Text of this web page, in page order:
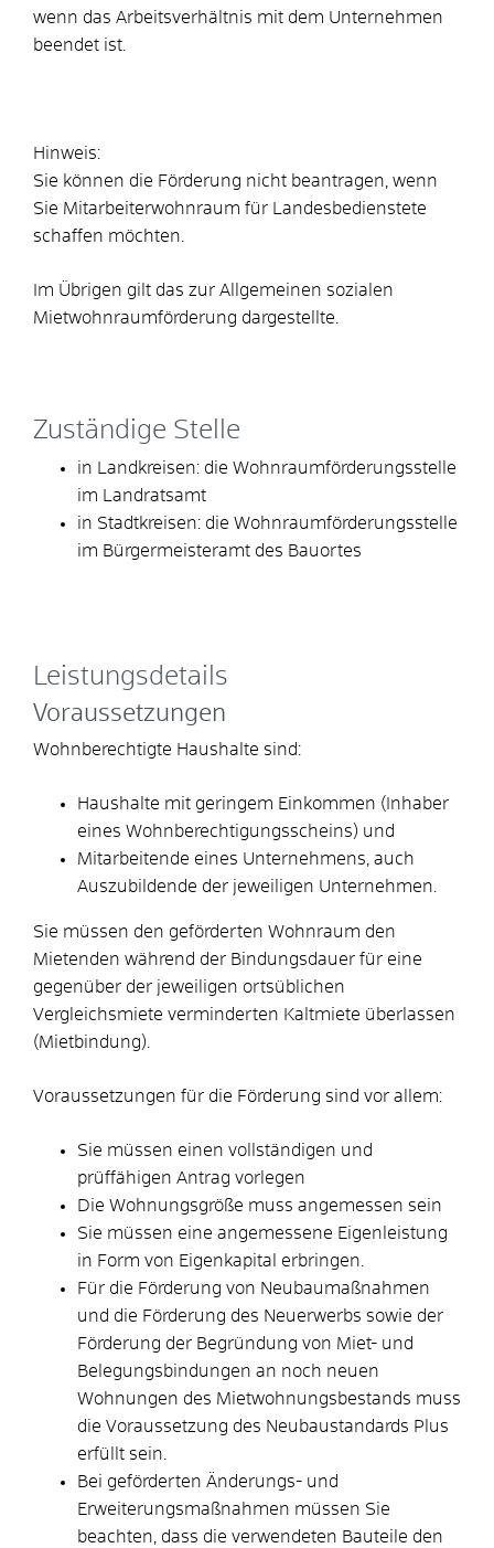
wenn das Arbeitsverhältnis mit dem Unternehmen
beendet ist.
Hinweis:
Sie können die Förderung nicht beantragen, wenn
Sie Mitarbeiterwohnraum für Landesbedienstete
schaffen möchten.
Im Übrigen gilt das zur Allgemeinen sozialen
Mietwohnraumförderung dargestellte.
Zuständige Stelle
in Landkreisen: die Wohnraumförderungsstelle
im Landratsamt
in Stadtkreisen: die Wohnraumförderungsstelle
im Bürgermeisteramt des Bauortes
Leistungsdetails
Voraussetzungen
Wohnberechtigte Haushalte sind:
Haushalte mit geringem Einkommen (Inhaber
eines Wohnberechtigungsscheins) und
Mitarbeitende eines Unternehmens, auch
Auszubildende der jeweiligen Unternehmen.
Sie müssen den geförderten Wohnraum den
Mietenden während der Bindungsdauer für eine
gegenüber der jeweiligen ortsüblichen
Vergleichsmiete verminderten Kaltmiete überlassen
(Mietbindung).
Voraussetzungen für die Förderung sind vor allem:
Sie müssen einen vollständigen und
prüffähigen Antrag vorlegen
Die Wohnungsgröße muss angemessen sein
Sie müssen eine angemessene Eigenleistung
in Form von Eigenkapital erbringen.
Für die Förderung von Neubaumaßnahmen
und die Förderung des Neuerwerbs sowie der
Förderung der Begründung von Miet- und
Belegungsbindungen an noch neuen
Wohnungen des Mietwohnungsbestands muss
die Voraussetzung des Neubaustandards Plus
erfüllt sein.
Bei geförderten Änderungs- und
Erweiterungsmaßnahmen müssen Sie
beachten, dass die verwendeten Bauteile den